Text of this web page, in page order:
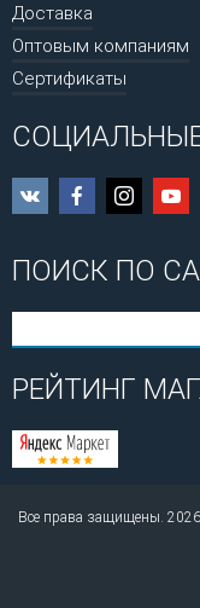
Доставка
Оптовым компаниям
Сертификаты
ПОИСК ПО
РЕЙТИНГ
Все права защищены.